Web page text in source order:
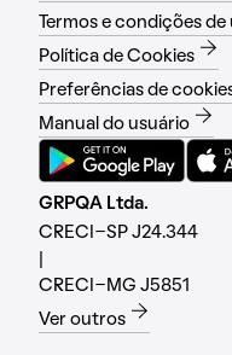
Termos e condições de
Política de Cookies
Preferências de
Manual do usuário
GRPQA Ltda.
CRECI-SP J24.344
CRECI-MG J5851
Ver outros